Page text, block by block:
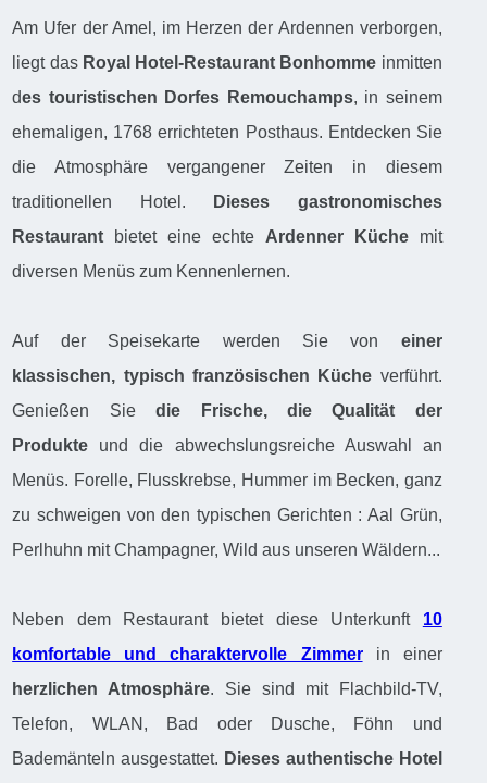
Am Ufer der Amel, im Herzen der Ardennen verborgen,
liegt das Royal Hotel-Restaurant Bonhomme inmitten
des touristischen Dorfes Remouchamps, in seinem
ehemaligen, 1768 errichteten Posthaus. Entdecken Sie
die Atmosphäre vergangener Zeiten in diesem
traditionellen Hotel.
Dieses gastronomisches
Restaurant bietet eine echte Ardenner Küchemit
diversen Menüs zum Kennenlernen.
Auf der Speisekarte werden Sie von einer
klassischen, typisch französischen Küche verführt.
Genießen Siedie Frische, die Qualität der
Produkte und die abwechslungsreiche Auswahl an
Menüs. Forelle, Flusskrebse, Hummer im Becken, ganz
zu schweigen von den typischen Gerichten : Aal Grün,
Perlhuhn mit Champagner, Wild aus unseren Wäldern...
Neben dem Restaurant bietet diese Unterkunft 10
komfortable und charaktervolle Zimmerin einer
herzlichen Atmosphäre. Sie sind mit Flachbild-TV,
Telefon, WLAN, Bad oder Dusche, Föhn und
Bademänteln ausgestattet. Dieses authentische Hotel